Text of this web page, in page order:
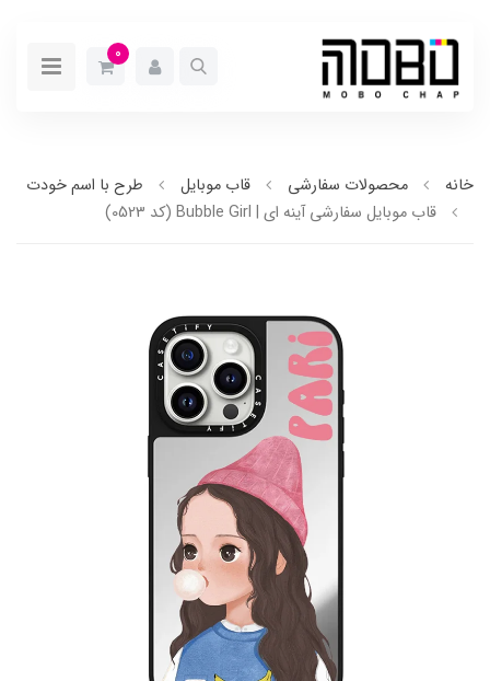
0
خانه محصولات سفارشی قاب موبایل
طرح با اسم خودت
قاب موبایل سفارشی آینه ای | Bubble Girl (کد 0523)